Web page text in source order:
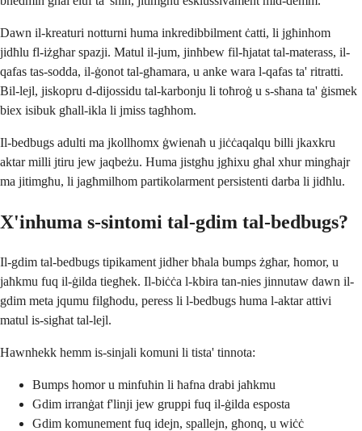
Dawn il-kreaturi notturni huma inkredibbilment ċatti, li jgħinhom
jidħlu fl-iżgħar spazji. Matul il-jum, jinħbew fil-ħjatat tal-materass, il-
qafas tas-sodda, il-ġonot tal-għamara, u anke wara l-qafas ta' ritratti.
Bil-lejl, jiskopru d-dijossidu tal-karbonju li toħroġ u s-sħana ta' ġismek
biex isibuk għall-ikla li jmiss tagħhom.
Il-bedbugs adulti ma jkollhomx ġwienaħ u jiċċaqalqu billi jkaxkru
aktar milli jtiru jew jaqbeżu. Huma jistgħu jgħixu għal xhur mingħajr
ma jitimgħu, li jagħmilhom partikolarment persistenti darba li jidħlu.
X'inhuma s-sintomi tal-gdim tal-bedbugs?
Il-gdim tal-bedbugs tipikament jidher bħala bumps żgħar, ħomor, u
jaħkmu fuq il-ġilda tiegħek. Il-biċċa l-kbira tan-nies jinnutaw dawn il-
gdim meta jqumu filgħodu, peress li l-bedbugs huma l-aktar attivi
matul is-sigħat tal-lejl.
Hawnhekk hemm is-sinjali komuni li tista' tinnota:
Bumps ħomor u minfuħin li ħafna drabi jaħkmu
Gdim irranġat f'linji jew gruppi fuq il-ġilda esposta
Gdim komunement fuq idejn, spallejn, għonq, u wiċċ